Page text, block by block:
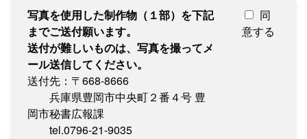
写真を使用した制作物（１部）を下記
までご送付願います。
送付が難しいものは、写真を撮ってメ
ール送信してください。
送付先：〒668-8666
兵庫県豊岡市中央町２番４号 豊
岡市秘書広報課
tel.0796-21-9035
同
意する